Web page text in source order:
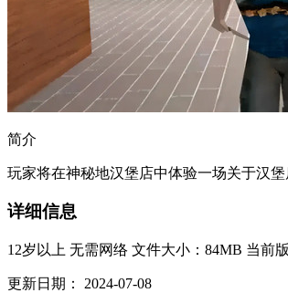
简介
玩家将在神秘地汉堡店中体验一场关于汉
详细信息
12岁以上 无需网络 文件大小：84MB 当前
更新日期： 2024-07-08